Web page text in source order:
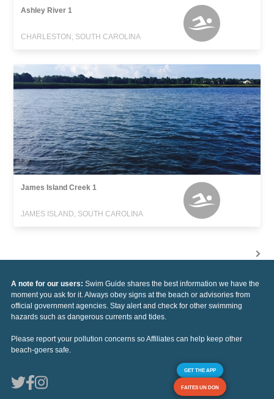
Ashley River 1
CHARLESTON, SOUTH CAROLINA
James Island Creek 1
JAMES ISLAND, SOUTH CAROLINA
A note for our users: Swim Guide shares the best information we have the
moment you ask for it. Always obey signs at the beach or advisories from
official government agencies. Stay alert and check for other swimming
hazards such as dangerous currents and tides.
Please report your pollution concerns so Affiliates can help keep other
beach-goers safe.
GET THE APP
FAITES UN DON